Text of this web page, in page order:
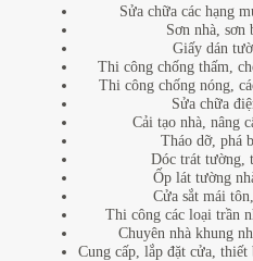
Sửa chữa các hạng
Sơn nhà, sơn
Giấy dán
Thi công chống thấm,
Thi công chống nóng,
Sửa chữa
Cải tạo nhà, nâng
Tháo dỡ, phá
Dóc trát tường,
Ốp lát tường
Cửa sắt mái
Thi công các loại trần
Chuyên nhà khung
Cung cấp, lắp đặt cửa,